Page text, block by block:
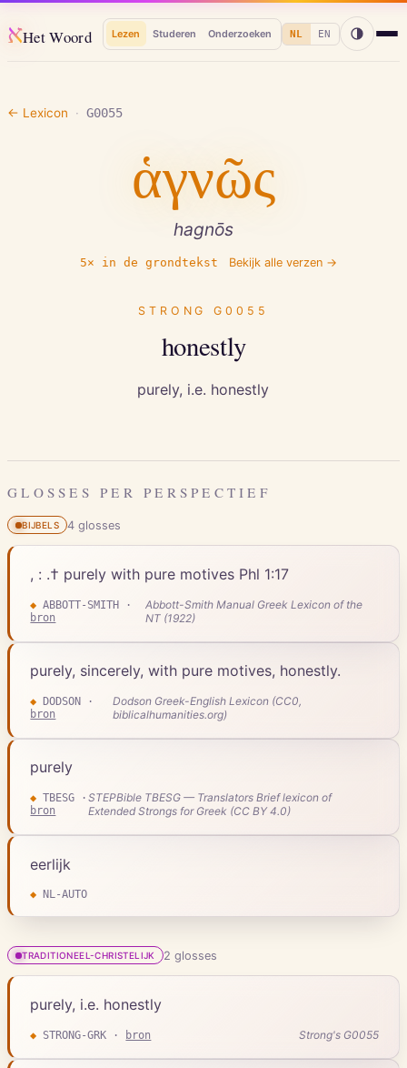
אHet Woord Lezen Studeren Onderzoeken NL EN
← Lexicon · G0055
ἁγνῶς
hagnōs
5× in de grondtekst Bekijk alle verzen →
STRONGG0055
honestly
purely, i.e. honestly
GLOSSES PER PERSPECTIEF
BIJBELS 4glosses
, : .† purely with pure motives Phl 1:17
◆ ABBOTT-SMITH ·
bron
Abbott-Smith Manual Greek Lexicon of the
NT (1922)
purely, sincerely, with pure motives, honestly.
◆ DODSON ·
bron
Dodson Greek-English Lexicon (CC0,
biblicalhumanities.org)
purely
◆ TBESG ·
bron
STEPBible TBESG — Translators Brief lexicon of
Extended Strongs for Greek (CC BY 4.0)
eerlijk
◆ NL-AUTO
TRADITIONEEL-CHRISTELIJK 2 glosses
purely, i.e. honestly
◆ STRONG-GRK · bron Strong's G0055